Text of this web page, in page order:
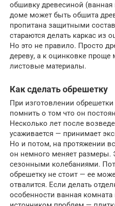
обшивку древесиной
доме может быть обшита
пропитана защитными
стараются делать каркас из
Но это не правило. Просто
дереву, а к оцинковке проще
листовые материалы.
Как сделать обрешетку
При изготовлении
помнить о том что он
Несколько лет после
усаживается — принимает
Но и потом, на протяжении
он немного меняет размеры.
сезонными колебаниями.
обрешетку не стоит — ее
отвалится. Если делать
особенности ванная